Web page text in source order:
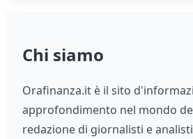
Chi siamo
Orafinanza.it è il sito
approfondimento nel mondo
redazione di giornalisti e